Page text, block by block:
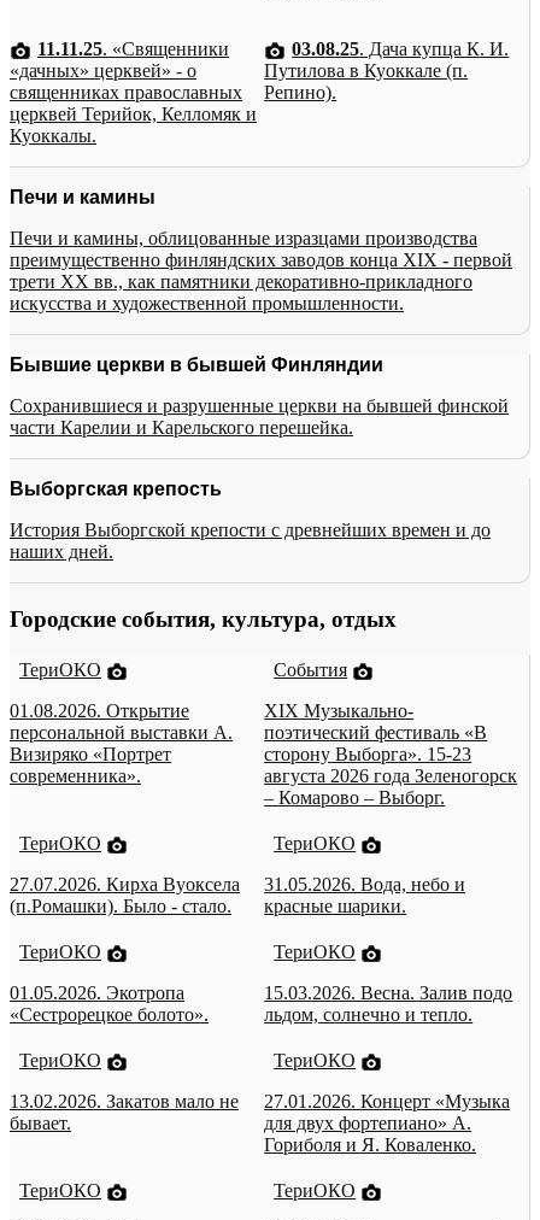
11.11.25. «Священники
«дачных» церквей» - о
священниках православных
церквей Терийок, Келломяк и
Куоккалы.
03.08.25. Дача купца К. И.
Путилова в Куоккале (п.
Репино).
Печи и камины
Печи и камины, облицованные изразцами производства
преимущественно финляндских заводов конца XIX - первой
трети XX вв., как памятники декоративно-прикладного
искусства и художественной промышленности.
Бывшие церкви в бывшей Финляндии
Сохранившиеся и разрушенные церкви на бывшей финской
части Карелии и Карельского перешейка.
Выборгская крепость
История Выборгской крепости с древнейших времен и до
наших дней.
Городские события, культура, отдых
ТериОКО
01.08.2026. Открытие
персональной выставки А.
Визиряко «Портрет
современника».
События
XIX Музыкально-
поэтический фестиваль «В
сторону Выборга». 15-23
августа 2026 года Зеленогорск
– Комарово – Выборг.
ТериОКО
27.07.2026. Кирха Вуоксела
(п.Ромашки). Было - стало.
ТериОКО
31.05.2026. Вода, небо и
красные шарики.
ТериОКО
01.05.2026. Экотропа
«Сестрорецкое болото».
ТериОКО
15.03.2026. Весна. Залив подо
льдом, солнечно и тепло.
ТериОКО
13.02.2026. Закатов мало не
бывает.
ТериОКО
27.01.2026. Концерт «Музыка
для двух фортепиано» А.
Гориболя и Я. Коваленко.
ТериОКО
ТериОКО